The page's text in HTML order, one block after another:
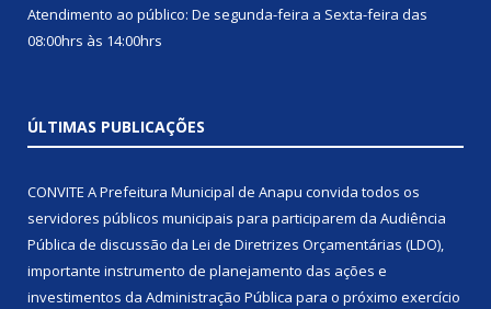
Atendimento ao público: De segunda-feira a Sexta-feira das
08:00hrs às 14:00hrs
ÚLTIMAS PUBLICAÇÕES
CONVITE A Prefeitura Municipal de Anapu convida todos os
servidores públicos municipais para participarem da Audiência
Pública de discussão da Lei de Diretrizes Orçamentárias (LDO),
importante instrumento de planejamento das ações e
investimentos da Administração Pública para o próximo exercício